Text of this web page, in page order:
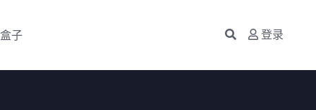
子 登录